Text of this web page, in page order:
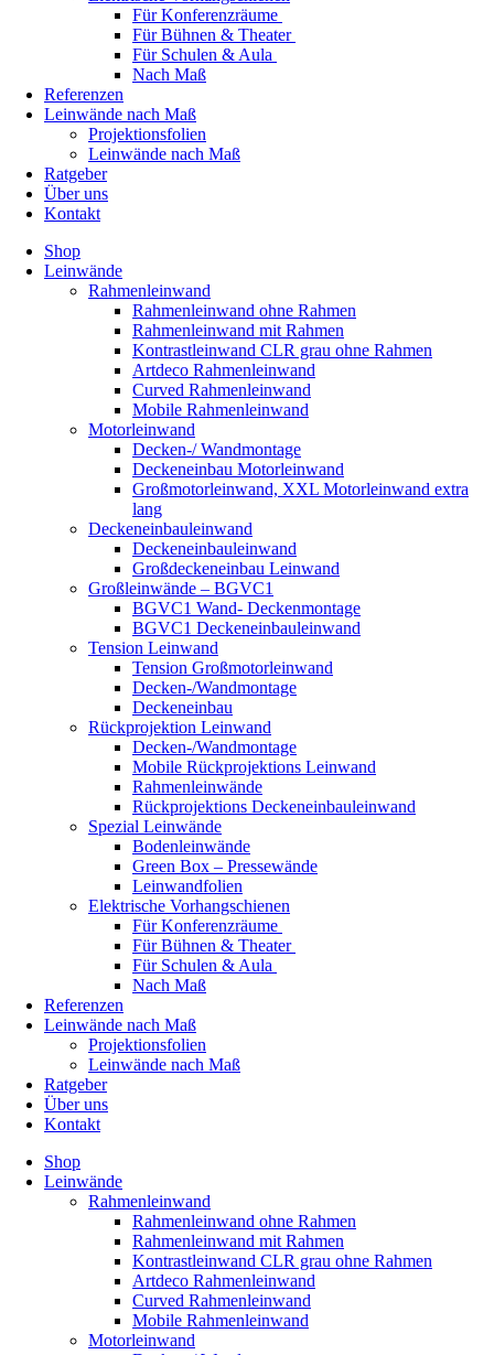
Für Konferenzräume
Für Bühnen & Theater
Für Schulen & Aula
Nach Maß
Referenzen
Leinwände nach Maß
Projektionsfolien
Leinwände nach Maß
Ratgeber
Über uns
Kontakt
Shop
Leinwände
Rahmenleinwand
Rahmenleinwand ohne Rahmen
Rahmenleinwand mit Rahmen
Kontrastleinwand CLR grau ohne Rahmen
Artdeco Rahmenleinwand
Curved Rahmenleinwand
Mobile Rahmenleinwand
Motorleinwand
Decken-/ Wandmontage
Deckeneinbau Motorleinwand
Großmotorleinwand, XXL Motorleinwand extra
lang
Deckeneinbauleinwand
Deckeneinbauleinwand
Großdeckeneinbau Leinwand
Großleinwände – BGVC1
BGVC1 Wand- Deckenmontage
BGVC1 Deckeneinbauleinwand
Tension Leinwand
Tension Großmotorleinwand
Decken-/Wandmontage
Deckeneinbau
Rückprojektion Leinwand
Decken-/Wandmontage
Mobile Rückprojektions Leinwand
Rahmenleinwände
Rückprojektions Deckeneinbauleinwand
Spezial Leinwände
Bodenleinwände
Green Box – Pressewände
Leinwandfolien
Elektrische Vorhangschienen
Für Konferenzräume
Für Bühnen & Theater
Für Schulen & Aula
Nach Maß
Referenzen
Leinwände nach Maß
Projektionsfolien
Leinwände nach Maß
Ratgeber
Über uns
Kontakt
Shop
Leinwände
Rahmenleinwand
Rahmenleinwand ohne Rahmen
Rahmenleinwand mit Rahmen
Kontrastleinwand CLR grau ohne Rahmen
Artdeco Rahmenleinwand
Curved Rahmenleinwand
Mobile Rahmenleinwand
Motorleinwand